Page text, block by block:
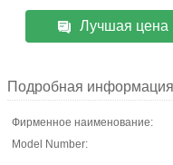
Лучшая цена
Подробная информация
Фирменное наименование:
Model Number: